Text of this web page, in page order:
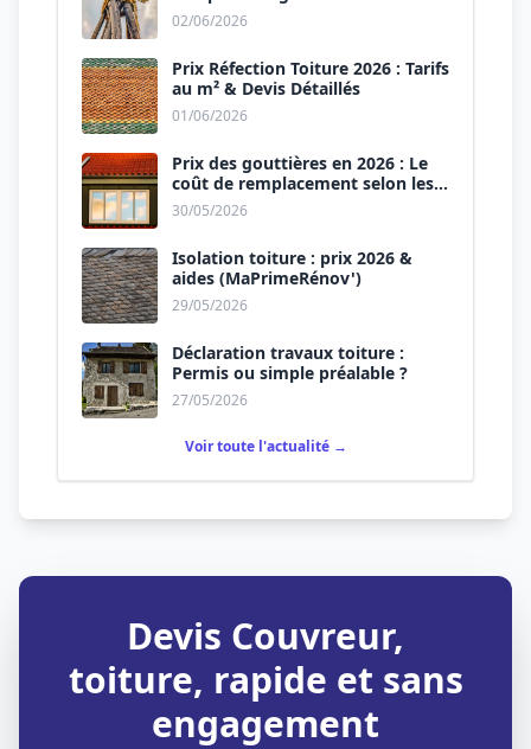
02/06/2026
Prix Réfection Toiture 2026 : Tarifs
au m² & Devis Détaillés
01/06/2026
Prix des gouttières en 2026 : Le
coût de remplacement selon les
matériaux
30/05/2026
Isolation toiture : prix 2026 &
aides (MaPrimeRénov')
29/05/2026
Déclaration travaux toiture :
Permis ou simple préalable ?
27/05/2026
Voir toute l'actualité →
Devis Couvreur,
toiture, rapide et sans
engagement